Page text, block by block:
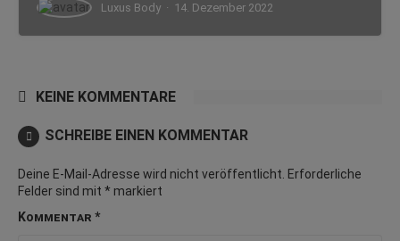
Luxus Body · 14. Dezember 2022
KEINE KOMMENTARE
SCHREIBE EINEN KOMMENTAR
Deine E-Mail-Adresse wird nicht veröffentlicht. Erforderliche
Felder sind mit * markiert
Kommentar *